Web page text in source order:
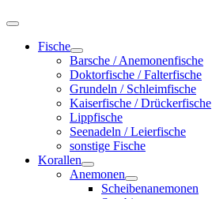
Fische
Barsche / Anemonenfische
Doktorfische / Falterfische
Grundeln / Schleimfische
Kaiserfische / Drückerfische
Lippfische
Seenadeln / Leierfische
sonstige Fische
Korallen
Anemonen
Scheibenanemonen